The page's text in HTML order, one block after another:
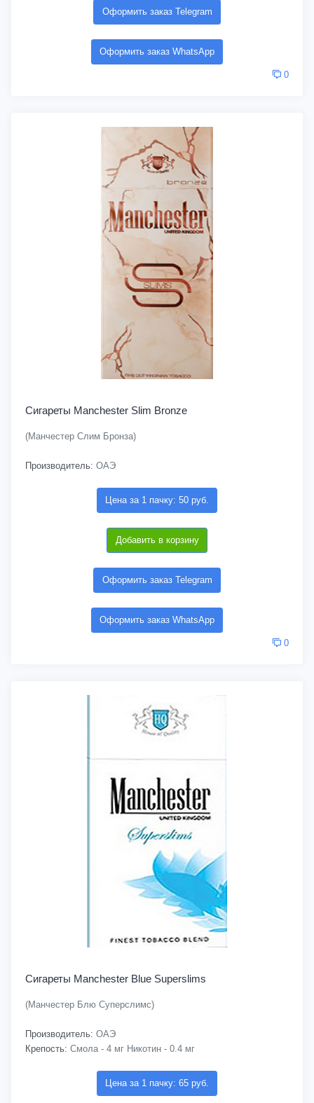
Оформить заказ Telegram
Оформить заказ WhatsApp
0
Сигареты Manchester Slim Bronze
(Манчестер Слим Бронза)
Производитель: ОАЭ
Цена за 1 пачку: 50 руб.
Добавить в корзину
Оформить заказ Telegram
Оформить заказ WhatsApp
0
Сигареты Manchester Blue Superslims
(Манчестер Блю Суперслимс)
Производитель: ОАЭ
Крепость: Смола - 4 мг Никотин - 0.4 мг
Цена за 1 пачку: 65 руб.